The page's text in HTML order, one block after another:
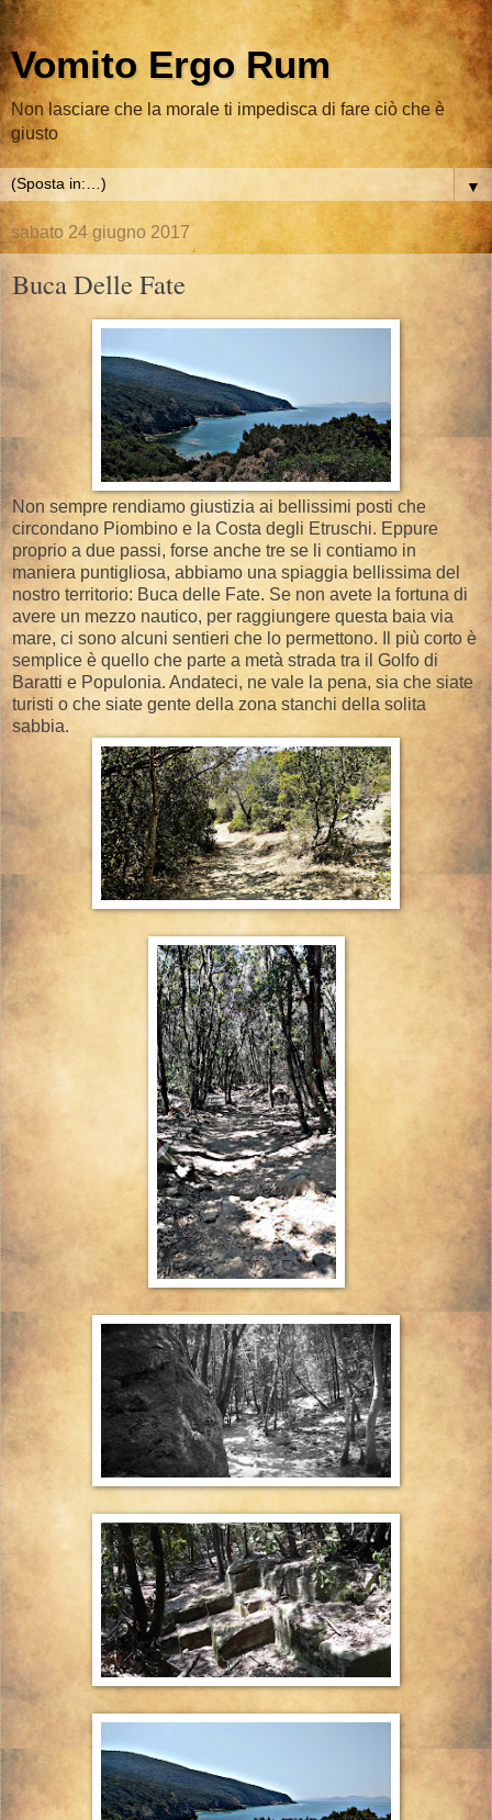
Vomito Ergo Rum
Non lasciare che la morale ti impedisca di fare ciò che è
giusto
▼
sabato 24 giugno 2017
Buca Delle Fate
Non sempre rendiamo giustizia ai bellissimi posti che
circondano Piombino e la Costa degli Etruschi. Eppure
proprio a due passi, forse anche tre se li contiamo in
maniera puntigliosa, abbiamo una spiaggia bellissima del
nostro territorio: Buca delle Fate. Se non avete la fortuna di
avere un mezzo nautico, per raggiungere questa baia via
mare, ci sono alcuni sentieri che lo permettono. Il più corto è
semplice è quello che parte a metà strada tra il Golfo di
Baratti e Populonia. Andateci, ne vale la pena, sia che siate
turisti o che siate gente della zona stanchi della solita
sabbia.